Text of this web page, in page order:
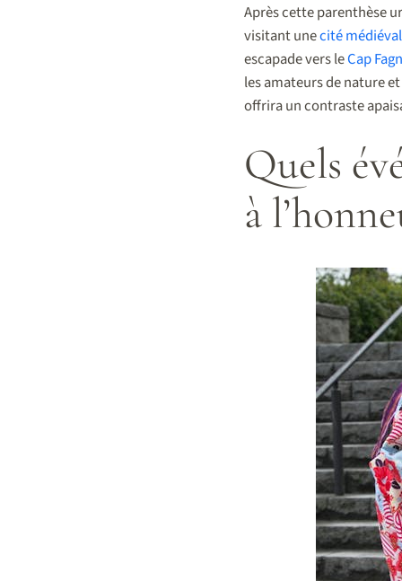
Après cette parenthèse
visitant unecité
escapade vers leCap
les amateurs de nature
offrira un contraste
Quels
à